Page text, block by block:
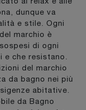
dunque va
e stile. Ogni
marchio è
di ogni
e che resistano.
del marchio
da bagno nei più
abitative.
da Bagno